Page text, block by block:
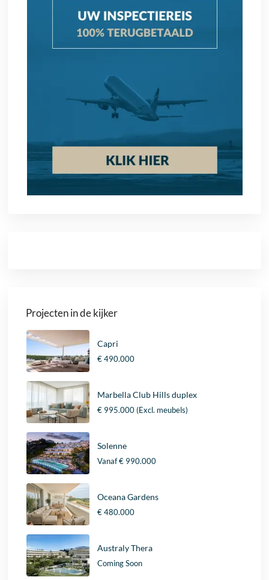
Projecten in de kijker
Capri
€ 490.000
Marbella Club Hills duplex
€ 995.000(Excl. meubels)
Solenne
Vanaf€ 990.000
Oceana Gardens
€ 480.000
Australy Thera
Coming Soon